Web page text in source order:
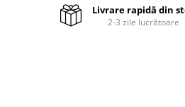
Livrare rapidă din
2-3 zile lucrătoare